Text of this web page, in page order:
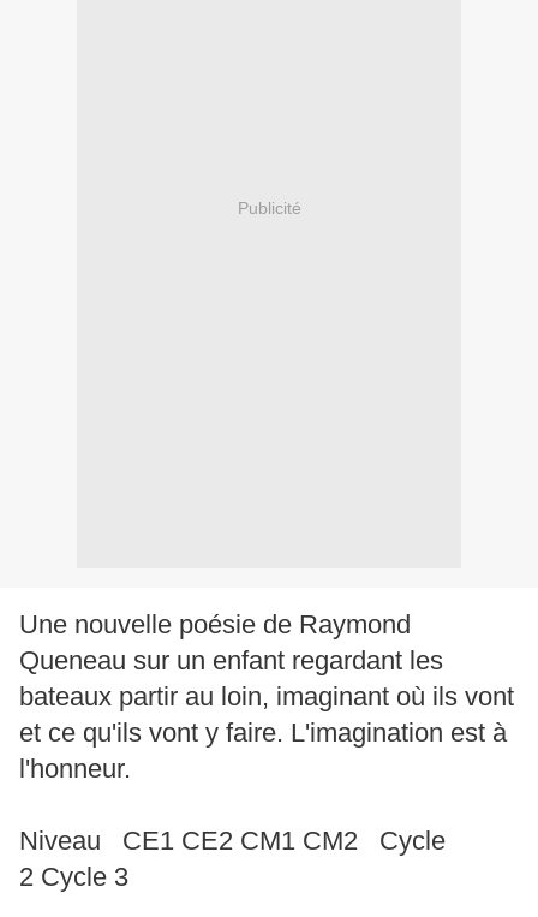
Publicité
Une nouvelle poésie de Raymond
Queneau sur un enfant regardant les
bateaux partir au loin, imaginant où ils vont
et ce qu'ils vont y faire. L'imagination est à
l'honneur.
Niveau CE1 CE2 CM1 CM2 Cycle
2 Cycle 3